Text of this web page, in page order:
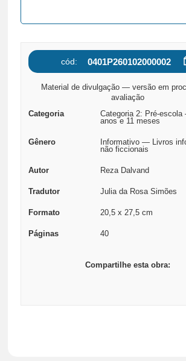
cód:
Material de divulgação — versão em
avaliação
Categoria
Categoria 2: Pré-
anos e 11 meses
Gênero
Informativo — Livros
não ficcionais
Autor Reza Dalvand
Tradutor Julia da Rosa Simões
Formato 20,5 x 27,5 cm
Páginas 40
Compartilhe esta obra: